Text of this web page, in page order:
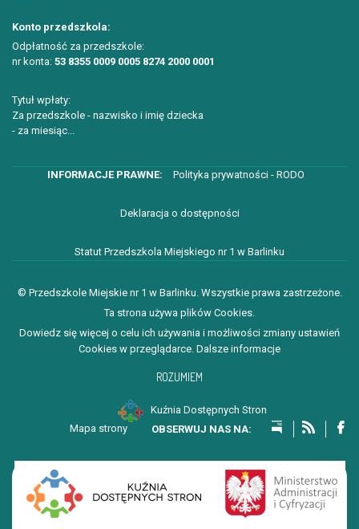
Konto przedszkola:
Odpłatność za przedszkole:
nr konta: 53 8355 0009 0005 8274 2000 0001
Tytuł wpłaty:
Za przedszkole - nazwisko i imię dziecka
- za miesiąc...
Polityka prywatności - RODO
Deklaracja o dostępności
Statut Przedszkola Miejskiego nr 1 w Barlinku
© Przedszkole Miejskie nr 1 w Barlinku. Wszystkie prawa zastrzeżone.
Ta strona używa plików Cookies.
Dowiedz się więcej o celu ich używania i możliwości zmiany ustawień
Cookies w przeglądarce. Dalsze informacje
ROZUMIEM
Kuźnia Dostępnych Stron
Mapa strony